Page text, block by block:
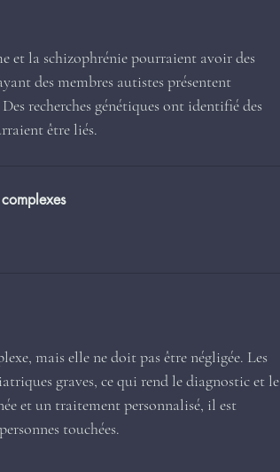
et la schizophrénie pourraient avoir des
des membres autistes présentent
recherches génétiques ont identifié des
être liés.
mais elle ne doit pas être négligée. Les
graves, ce qui rend le diagnostic et le
et un traitement personnalisé, il est
touchées.